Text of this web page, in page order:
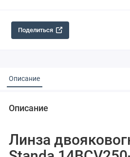
Поделиться
Описание
Описание
Линза